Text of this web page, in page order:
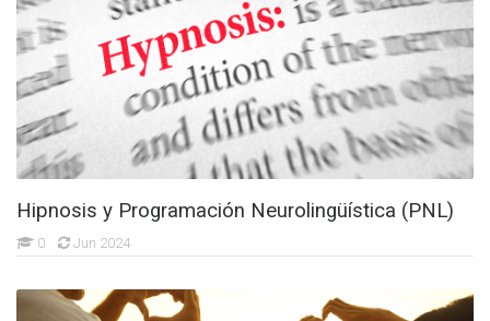
Hipnosis y Programación Neurolingüística (PNL)
0 Jun 2024